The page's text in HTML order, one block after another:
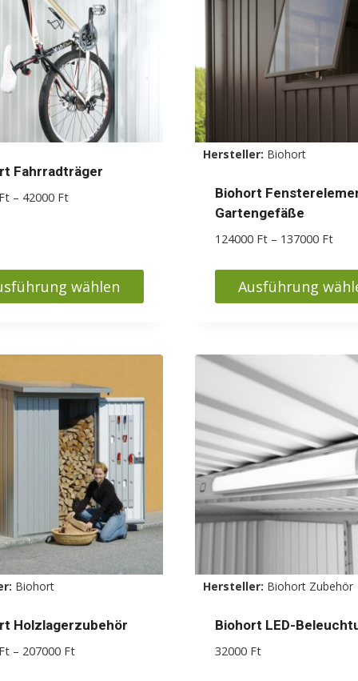
auf
gewählt
werden
Fahrradträger
Ft – 42000 FtPreisspanne:
wählen
Hersteller: Biohort
Biohort
Gartengefäße
124000 Ft – 137000 Ft
bis
Ausführung
weist
mehrere
Varianten
auf.
Die
Optionen
können
auf
der
gewählt
werden
Biohort
Holzlagerzubehör
Ft – 207000 FtPreisspanne:
Hersteller: Biohort Zubehör
Biohort LED-
32000 Ft